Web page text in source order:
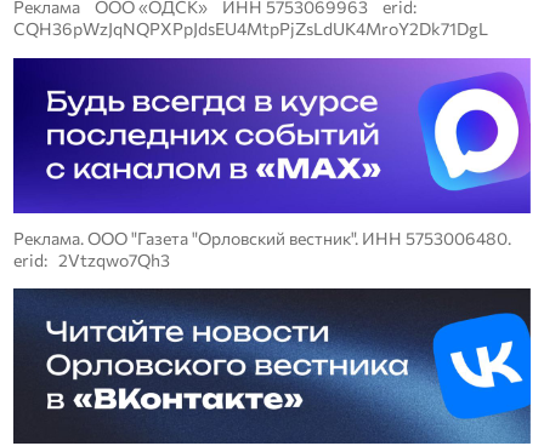
Реклама ООО «ОДСК» ИНН 5753069963 erid:
CQH36pWzJqNQPXPpJdsEU4MtpPjZsLdUK4MroY2Dk71DgL
Реклама. ООО "Газета "Орловский вестник". ИНН 5753006480.
erid: 2Vtzqwo7Qh3